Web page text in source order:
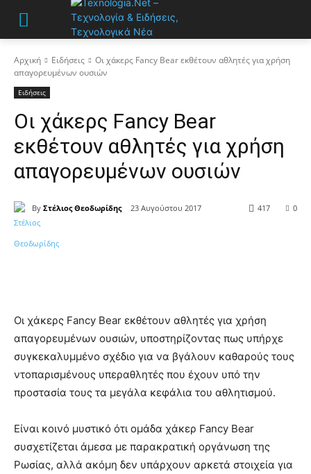
Αρχική Ειδήσεις
Οι χάκερς Fancy Bear εκθέτουν αθλητές για χρήση
απαγορευμένων ουσιών
Ειδήσεις
Οι χάκερς Fancy Bear
εκθέτουν αθλητές για χρήση
απαγορευμένων ουσιών
By Στέλιος Θεοδωρίδης 23 Αυγούστου 2017 0
417
Οι χάκερς Fancy Bear εκθέτουν αθλητές για χρήση
απαγορευμένων ουσιών, υποστηρίζοντας πως υπήρχε
συγκεκαλυμμένο σχέδιο για να βγάλουν καθαρούς τους
ντοπαρισμένους υπεραθλητές που έχουν υπό την
προστασία τους τα μεγάλα κεφάλια του αθλητισμού.
Είναι κοινό μυστικό ότι ομάδα χάκερ Fancy Bear
συσχετίζεται άμεσα με παρακρατική οργάνωση της
Ρωσίας, αλλά ακόμη δεν υπάρχουν αρκετά στοιχεία για